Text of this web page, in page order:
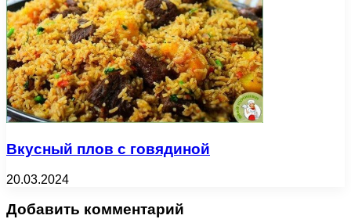
Вкусный плов с говядиной
20.03.2024
Добавить комментарий